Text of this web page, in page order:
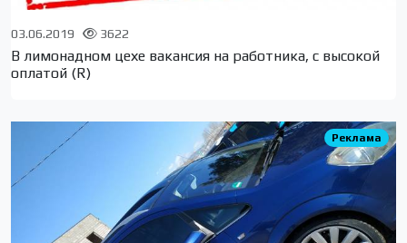
03.06.2019 3622
В лимонадном цехе вакансия на работника, с высокой
оплатой (R)
Реклама